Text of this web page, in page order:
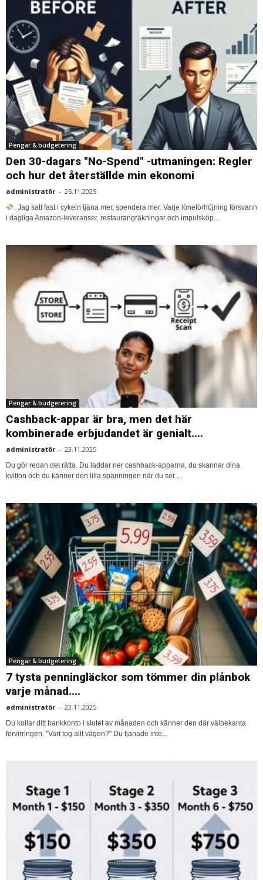
Pengar & budgetering
Den 30-dagars "No-Spend" -utmaningen: Regler
och hur det återställde min ekonomi
administratör - 25.11.2025
. Jag satt fast i cykeln tjäna mer, spendera mer. Varje löneförhöjning försvann
i dagliga Amazon-leveranser, restaurangräkningar och impulsköp....
Pengar & budgetering
Cashback-appar är bra, men det här
kombinerade erbjudandet är genialt....
administratör - 23.11.2025
Du gör redan det rätta. Du laddar ner cashback-apparna, du skannar dina
kvitton och du känner den lilla spänningen när du ser ...
Pengar & budgetering
7 tysta penningläckor som tömmer din plånbok
varje månad....
administratör - 23.11.2025
Du kollar ditt bankkonto i slutet av månaden och känner den där välbekanta
förvirringen. "Vart tog allt vägen?" Du tjänade inte...